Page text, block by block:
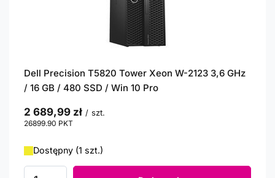
Dell Precision T5820 Tower Xeon W-2123 3,6 GHz
/ 16 GB / 480 SSD / Win 10 Pro
2 689,99 zł / szt.
26899.90 PKT
Dostępny (1 szt.)